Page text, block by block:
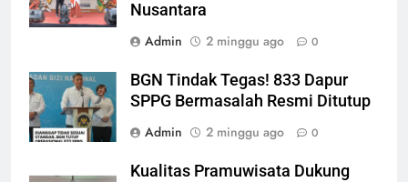
Nusantara
Admin
2 minggu ago 0
BGN Tindak Tegas! 833 Dapur
SPPG Bermasalah Resmi Ditutup
Admin
2 minggu ago 0
Kualitas Pramuwisata Dukung